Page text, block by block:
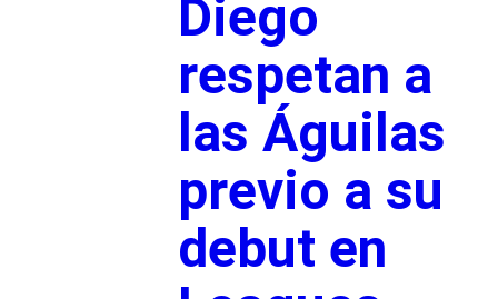
Diego
respetan a
las Águilas
previo a su
debut en